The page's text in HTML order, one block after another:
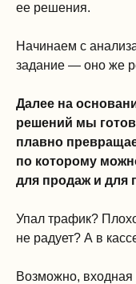
ее решения.
Начинаем с
задание — оно же
Далее на
решений мы
плавно
по которому
для продаж и для
Упал трафик?
не радует? А в
Возможно, входная